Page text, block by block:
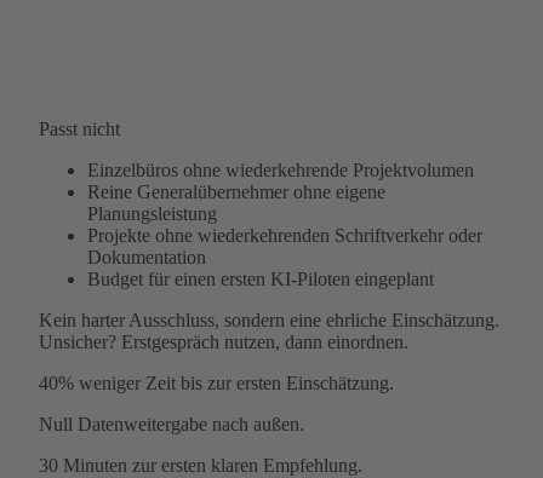
Passt nicht
Einzelbüros ohne wiederkehrende Projektvolumen
Reine Generalübernehmer ohne eigene
Planungsleistung
Projekte ohne wiederkehrenden Schriftverkehr oder
Dokumentation
Budget für einen ersten KI-Piloten eingeplant
Kein harter Ausschluss, sondern eine ehrliche Einschätzung.
Unsicher? Erstgespräch nutzen, dann einordnen.
40% weniger Zeit bis zur ersten Einschätzung.
Null Datenweitergabe nach außen.
30 Minuten zur ersten klaren Empfehlung.